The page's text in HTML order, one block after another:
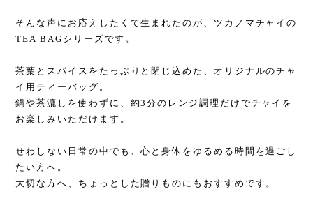
そんな声にお応えしたくて生まれたのが、ツカノマチャイの
TEA BAGシリーズです。
茶葉とスパイスをたっぷりと閉じ込めた、オリジナルのチャ
イ用ティーバッグ。
鍋や茶漉しを使わずに、約3分のレンジ調理だけでチャイを
お楽しみいただけます。
せわしない日常の中でも、心と身体をゆるめる時間を過ごし
たい方へ。
大切な方へ、ちょっとした贈りものにもおすすめです。